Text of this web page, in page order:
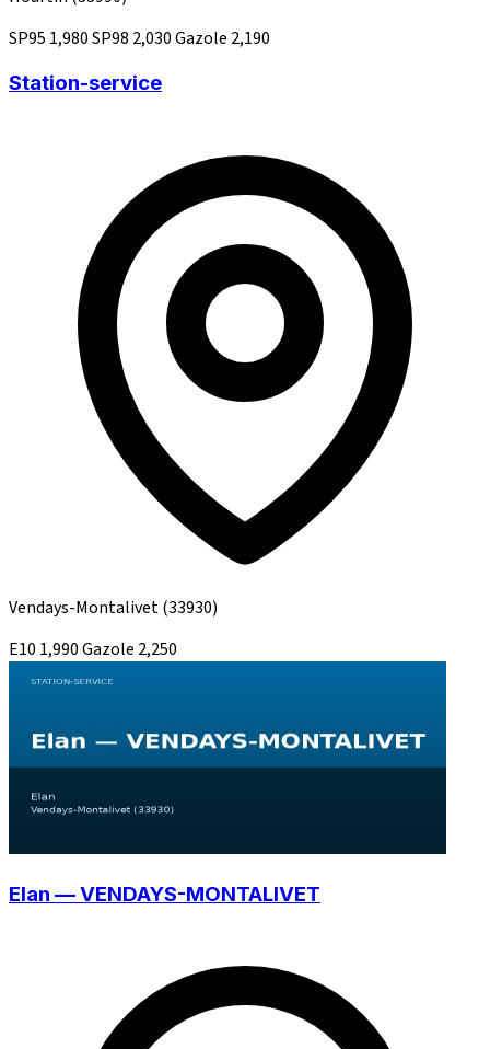
SP95 1,980SP98 2,030Gazole 2,190
Station-service
Vendays-Montalivet(33930)
E10 1,990Gazole 2,250
Elan — VENDAYS-MONTALIVET